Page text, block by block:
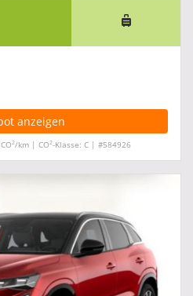
anzeigen
2/km | CO2-Klasse: C | #584926